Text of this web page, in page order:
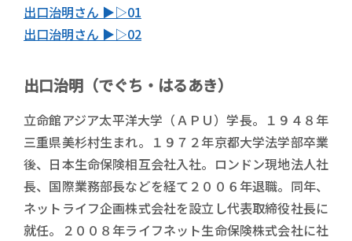
出口治明さん ▶︎▷01
出口治明さん ▶︎▷02
出口治明（でぐち・はるあき）
立命館アジア太平洋大学（ＡＰＵ）学長。１９４８年
三重県美杉村生まれ。１９７２年京都大学法学部卒業
後、日本生命保険相互会社入社。ロンドン現地法人社
長、国際業務部長などを経て２００６年退職。同年、
ネットライフ企画株式会社を設立し代表取締役社長に
就任。２００８年ライフネット生命保険株式会社に社